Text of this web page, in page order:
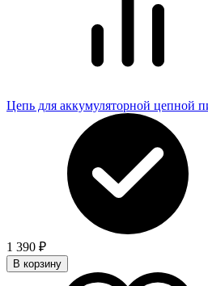
Цепь для аккумуляторной цепной
1 390 ₽
В корзину